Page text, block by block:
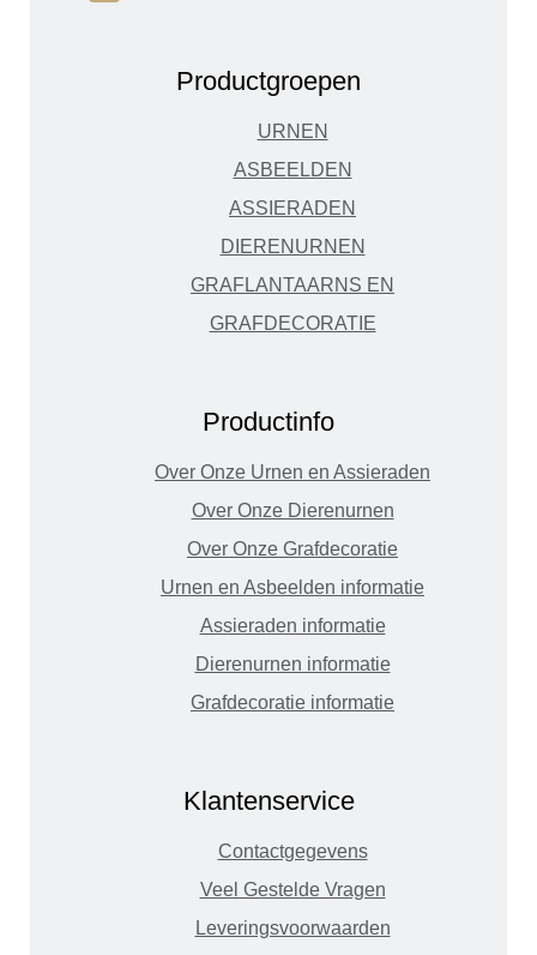
Productgroepen
URNEN
ASBEELDEN
ASSIERADEN
DIERENURNEN
GRAFLANTAARNS EN
GRAFDECORATIE
Productinfo
Over Onze Urnen en Assieraden
Over Onze Dierenurnen
Over Onze Grafdecoratie
Urnen en Asbeelden informatie
Assieraden informatie
Dierenurnen informatie
Grafdecoratie informatie
Klantenservice
Contactgegevens
Veel Gestelde Vragen
Leveringsvoorwaarden